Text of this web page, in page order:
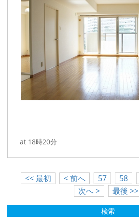
at 18時20分
<< 最初 < 前へ 57 58
次へ >
最後 >>
検索